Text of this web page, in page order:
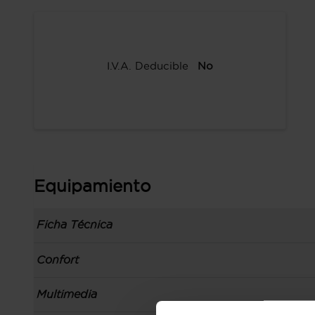
I.V.A. Deducible No
Equipamiento
Ficha Técnica
Información de la versión: número última lista
Carrocería tipo todoterreno con 5 puertas,
Confort
Toma/s de 12v en la zona de carga y los
Apertura a distancia del maletero con control
Multimedia